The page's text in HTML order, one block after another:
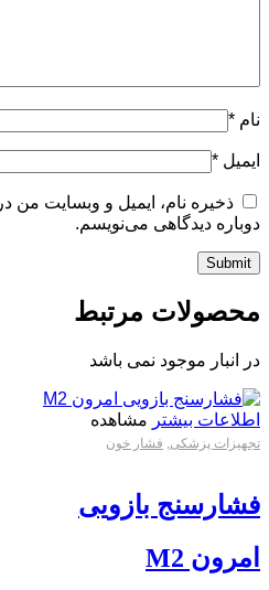
نام *
ایمیل *
ذخیره نام، ایمیل و وبسایت من
دوباره دیدگاهی می‌نویسم.
محصولات مرتبط
در انبار موجود نمی باشد
اطلاعات بیشتر مشاهده
تجهیزات پزشکی, فشار خون
فشارسنج بازویی
امرون M2